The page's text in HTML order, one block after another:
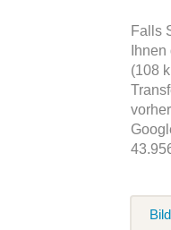
Falls
(108